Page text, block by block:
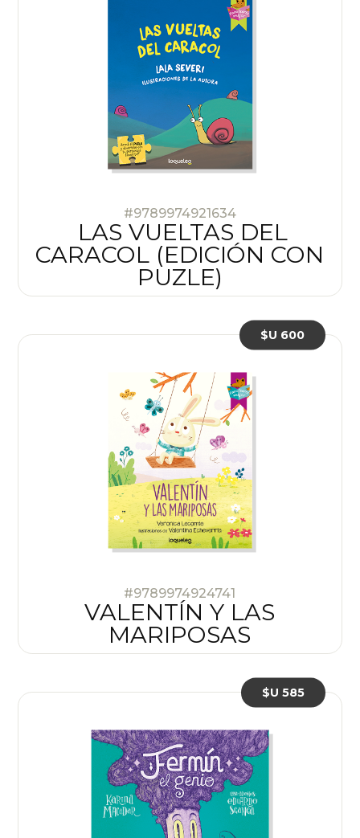
#9789974921634
LAS VUELTAS DEL
CARACOL (EDICIÓN CON
PUZLE)
#9789974924741
VALENTÍN Y LAS
MARIPOSAS
$U 600
$U 585